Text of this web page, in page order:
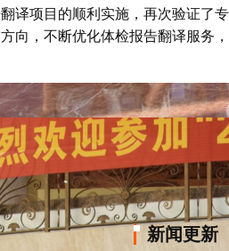
译项目的顺利实施，再次验证了
向，不断优化体检报告翻译服务
新闻更新